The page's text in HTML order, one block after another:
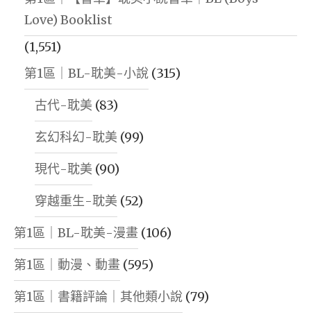
Love) Booklist
(1,551)
第1區｜BL-耽美-小說 (315)
古代-耽美 (83)
玄幻科幻-耽美 (99)
現代-耽美 (90)
穿越重生-耽美 (52)
第1區｜BL-耽美-漫畫 (106)
第1區｜動漫、動畫 (595)
第1區｜書籍評論｜其他類小說 (79)